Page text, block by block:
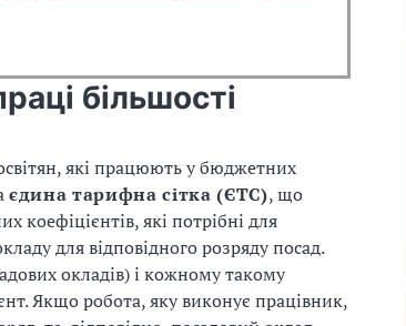
більшості
які працюють у бюджетних
єдина тарифна сітка (ЄТС), що
коефіцієнтів, які потрібні для
для відповідного розряду посад.
окладів) і кожному такому
Якщо робота, яку виконує працівник,